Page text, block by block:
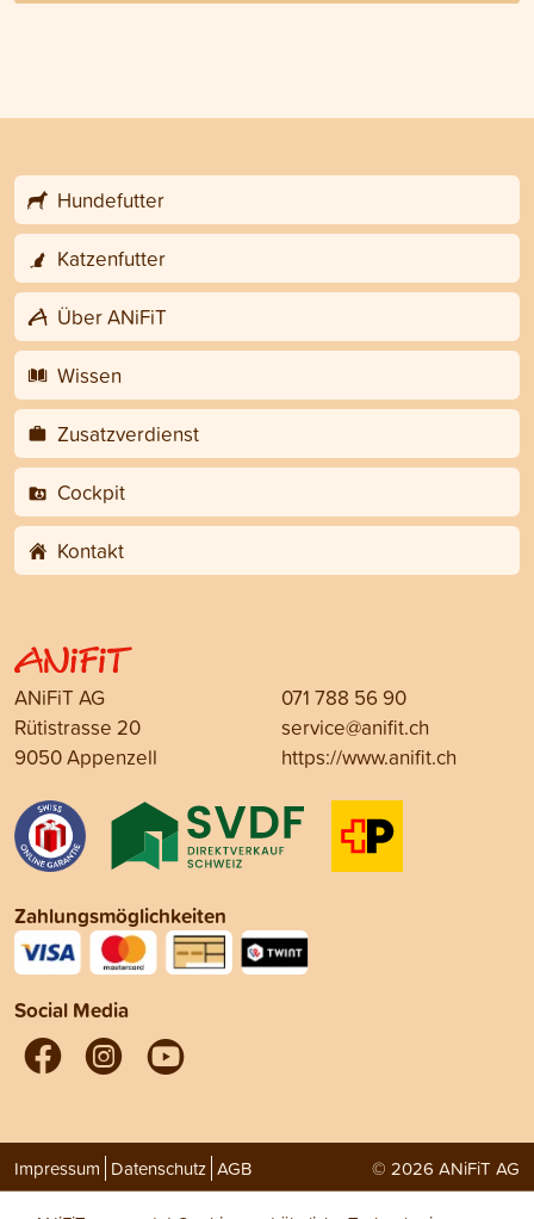
Hundefutter
Katzenfutter
Über ANiFiT
Wissen
Zusatzverdienst
Cockpit
Kontakt
ANiFiT AG
Rütistrasse 20
9050 Appenzell
071 788 56 90
service@anifit.ch
https://www.anifit.ch
Zahlungsmöglichkeiten
Social Media
Impressum Datenschutz AGB © 2026 ANiFiT AG